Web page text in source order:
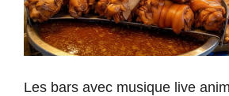
Les bars avec musique live